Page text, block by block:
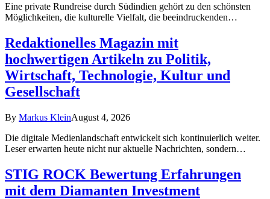
Eine private Rundreise durch Südindien gehört zu den schönsten
Möglichkeiten, die kulturelle Vielfalt, die beeindruckenden…
Redaktionelles Magazin mit
hochwertigen Artikeln zu Politik,
Wirtschaft, Technologie, Kultur und
Gesellschaft
By Markus KleinAugust 4, 2026
Die digitale Medienlandschaft entwickelt sich kontinuierlich weiter.
Leser erwarten heute nicht nur aktuelle Nachrichten, sondern…
STIG ROCK Bewertung Erfahrungen
mit dem Diamanten Investment